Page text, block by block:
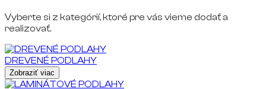
Vyberte si z kategórií, ktoré pre vás vieme dodať a
realizovať.
DREVENÉ PODLAHY
Zobraziť viac